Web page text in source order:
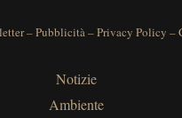
–Pubblicità–Privacy Policy –
Notizie
Ambiente